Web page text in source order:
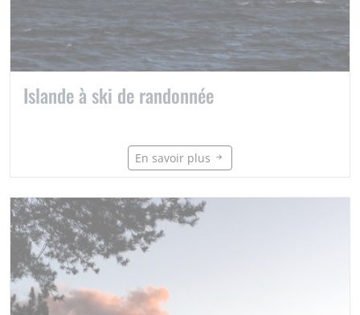
Islande à ski de randonnée
En savoir plus